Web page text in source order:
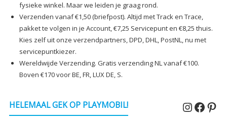
fysieke winkel. Maar we leiden je graag rond.
Verzenden vanaf €1,50 (briefpost). Altijd met Track en Trace,
pakket te volgen in je Account, €7,25 Servicepunt en €8,25 thuis.
Kies zelf uit onze verzendpartners, DPD, DHL, PostNL, nu met
servicepuntkiezer.
Wereldwijde Verzending. Gratis verzending NL vanaf €100.
Boven €170 voor BE, FR, LUX DE, S.
HELEMAAL GEK OP PLAYMOBIL!